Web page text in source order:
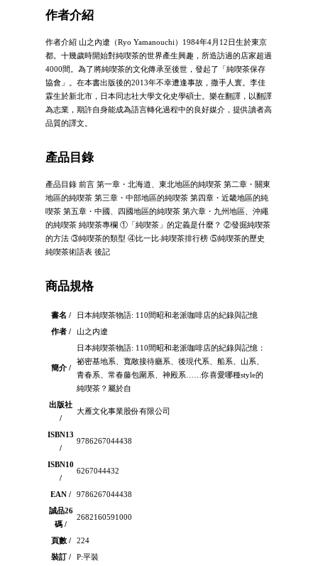
作者介紹
作者介紹 山之內遼（Ryo Yamanouchi）1984年4月12日生於東京
都。十幾歲時開始對純喫茶的世界產生興趣，所造訪過的店家超過
4000間。為了將純喫茶的文化傳承至後世，發起了「純喫茶保存
協會」。在本書出版後的2013年不幸遭逢事故，撒手人寰。李佳
霖生於新北市，日本同志社大學文化史學碩士。樂在翻譯，以翻譯
為志業，期許自身能成為語言轉化過程中的良好媒介，提供讀者高
品質的譯文。
產品目錄
產品目錄 前言 第一章・北海道、東北地區的純喫茶 第二章・關東
地區的純喫茶 第三章・中部地區的純喫茶 第四章・近畿地區的純
喫茶 第五章・中國、四國地區的純喫茶 第六章・九州地區、沖繩
的純喫茶 純喫茶專欄 ①「純喫茶」的定義是什麼？ ②發掘純喫茶
的方法 ③純喫茶的類型 ④比一比‧純喫茶排行榜 ⑤純喫茶的歷史
純喫茶術語表 後記
商品規格
書名 /
日本純喫茶物語: 110間昭和老派咖啡店的紀錄與記憶
作者 /
山之内遼
簡介 /
日本純喫茶物語: 110間昭和老派咖啡店的紀錄與記憶：
祕密基地系、寬敞接待廳系、後現代系、船系、山系、
青春系、常春藤包圍系、神殿系……你喜愛哪種style的
純喫茶？屬於自
出版社
/
大雁文化事業股份有限公司
ISBN13
/
9786267044438
ISBN10
/
6267044432
EAN /
9786267044438
誠品26
碼 /
2682160591000
頁數 /
224
裝訂 /
P:平裝